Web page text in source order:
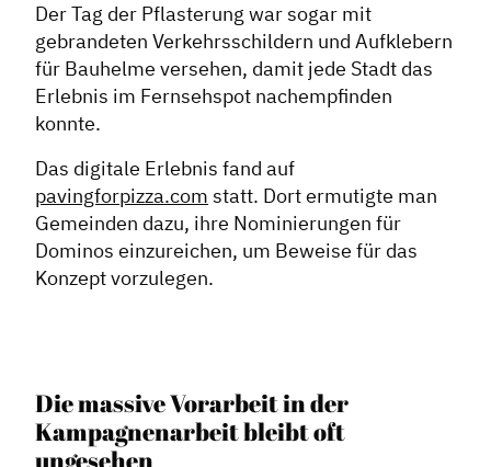
Dachverband
Geschichte des Dachverbandes
Vorstand
Mitglieder
Vorteile für Mitglieder
Veranstaltungen
Formate
Netzwerkmanagement
Stadtraumgestaltung
Der Tag der Pflasterung war sogar mit
gebrandeten Verkehrsschildern und Aufklebern
für Bauhelme versehen, damit jede Stadt das
Erlebnis im Fernsehspot nachempfinden
konnte.
Das digitale Erlebnis fand auf
pavingforpizza.com statt. Dort ermutigte man
Gemeinden dazu, ihre Nominierungen für
Dominos einzureichen, um Beweise für das
Konzept vorzulegen.
Die massive Vorarbeit in der
Kampagnenarbeit bleibt oft
ungesehen